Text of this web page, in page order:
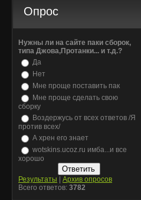
Опрос
Нужны ли на сайте паки сборок,
типа Джова,Протанки... и т.д.?
Да
Нет
Мне проще поставить пак
Мне проще сделать свою
сборку
Воздержусь от всех ответов /Я
против всех/
А хрен его знает
wotskins.ucoz.ru имба...и все
хорошо
Результаты
Архив опросов
Всего ответов: 3782